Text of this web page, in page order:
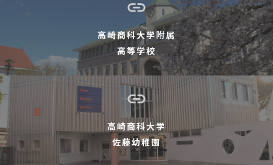
高崎商科大学附属
高等学校
高崎商科大学
佐藤幼稚園